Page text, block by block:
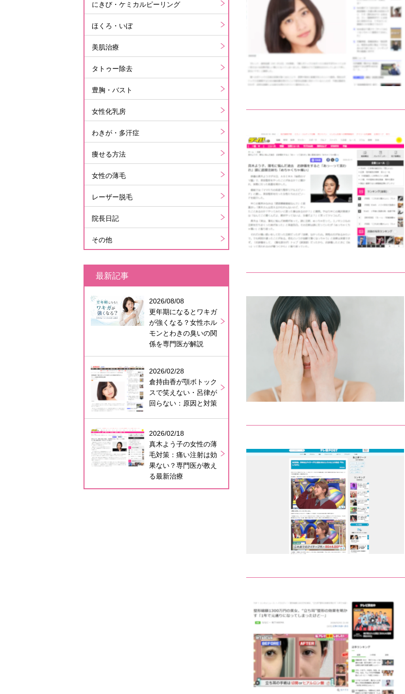
にきび・ケミカルピーリング
ほくろ・いぼ
美肌治療
タトゥー除去
豊胸・バスト
女性化乳房
わきが・多汗症
痩せる方法
女性の薄毛
レーザー脱毛
院長日記
その他
最新記事
2026/08/08
更年期になるとワキガ
が強くなる？女性ホル
モンとわきの臭いの関
係を専門医が解説
2026/02/28
倉持由香が顎ボトック
スで笑えない・呂律が
回らない：原因と対策
2026/02/18
真木よう子の女性の薄
毛対策：痛い注射は効
果ない？専門医が教え
る最新治療